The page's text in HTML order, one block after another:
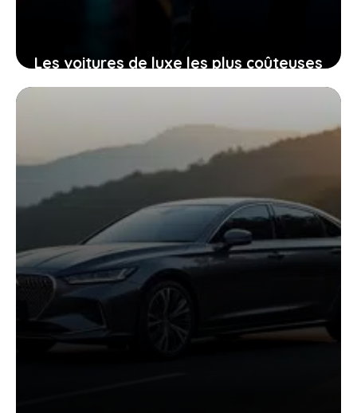
Les voitures de luxe les plus coûteuses
en 2026 : le top 10 qui fait rêver les